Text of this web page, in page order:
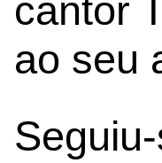
cantor
ao seu